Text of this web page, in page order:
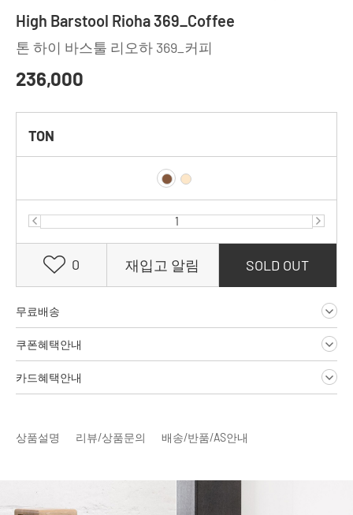
High Barstool Rioha 369_Coffee
톤 하이 바스툴 리오하 369_커피
236,000
TON
0 재입고 알림 SOLD OUT
무료배송
쿠폰혜택안내
카드혜택안내
상품설명 리뷰/상품문의 배송/반품/AS안내